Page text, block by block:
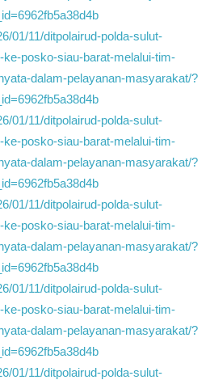
01/11/ditpolairud-polda-sulut-
posko-siau-barat-melalui-tim-
dalam-pelayanan-masyarakat/?
01/11/ditpolairud-polda-sulut-
posko-siau-barat-melalui-tim-
dalam-pelayanan-masyarakat/?
01/11/ditpolairud-polda-sulut-
posko-siau-barat-melalui-tim-
dalam-pelayanan-masyarakat/?
01/11/ditpolairud-polda-sulut-
posko-siau-barat-melalui-tim-
dalam-pelayanan-masyarakat/?
01/11/ditpolairud-polda-sulut-